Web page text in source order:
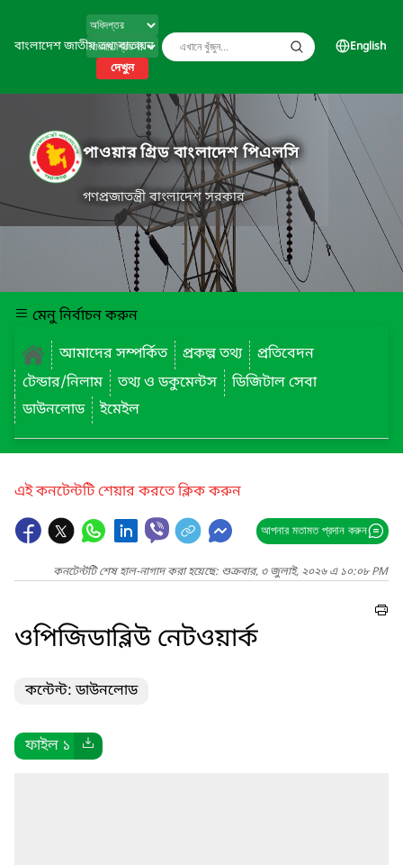
বাংলাদেশ জাতীয় তথ্য বাতায়ন
দেখুন
English
পাওয়ার গ্রিড বাংলাদেশ পিএলসি
গণপ্রজাতন্ত্রী বাংলাদেশ সরকার
মেনু নির্বাচন করুন
আমাদের সম্পর্কিত
প্রকল্প তথ্য
প্রতিবেদন
টেন্ডার/নিলাম
তথ্য ও ডকুমেন্টস
ডিজিটাল সেবা
ডাউনলোড
ইমেইল
এই কনটেন্টটি শেয়ার করতে ক্লিক করুন
আপনার মতামত প্রদান করুন
কনটেন্টটি শেষ হাল-নাগাদ করা হয়েছে: শুক্রবার, ৩ জুলাই, ২০২৬ এ ১০:০৮ PM
ওপিজিডাব্লিউ নেটওয়ার্ক
কন্টেন্ট: ডাউনলোড
ফাইল ১